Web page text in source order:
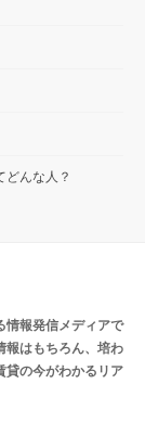
どんな人？
情報発信メディアで
報はもちろん、培わ
貸の今がわかるリア